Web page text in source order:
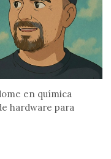
en química
hardware para